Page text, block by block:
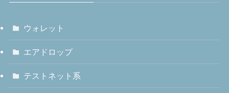
ウォレット
エアドロップ
テストネット系